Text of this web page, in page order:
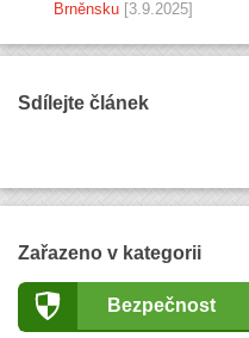
Brněnsku [3.9.2025]
Sdílejte článek
Zařazeno v kategorii
Bezpečnost